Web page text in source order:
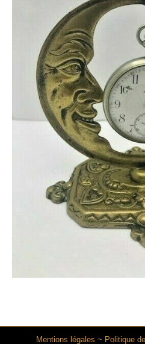
Mentions légales ~ Politique